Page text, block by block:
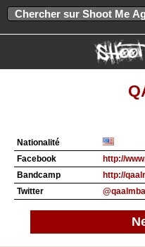
Nationalité
Facebook
http://
Bandcamp
http://
Twitter